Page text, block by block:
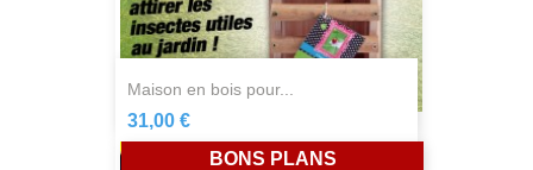
maison en bois pour...
31,00 €
BONS PLANS